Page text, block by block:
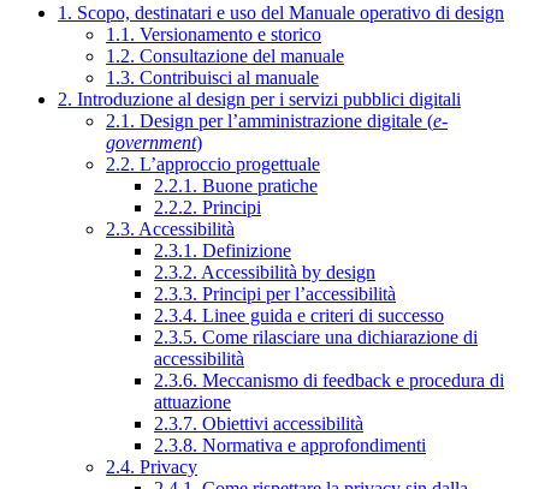
1. Scopo, destinatari e uso del Manuale operativo di design
1.1. Versionamento e storico
1.2. Consultazione del manuale
1.3. Contribuisci al manuale
2. Introduzione al design per i servizi pubblici digitali
2.1. Design per l’amministrazione digitale (e-
government)
2.2. L’approccio progettuale
2.2.1. Buone pratiche
2.2.2. Principi
2.3. Accessibilità
2.3.1. Definizione
2.3.2. Accessibilità by design
2.3.3. Principi per l’accessibilità
2.3.4. Linee guida e criteri di successo
2.3.5. Come rilasciare una dichiarazione di
accessibilità
2.3.6. Meccanismo di feedback e procedura di
attuazione
2.3.7. Obiettivi accessibilità
2.3.8. Normativa e approfondimenti
2.4. Privacy